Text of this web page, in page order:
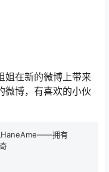
姐在新的微博上带来
微博，有喜欢的小伙
拥有